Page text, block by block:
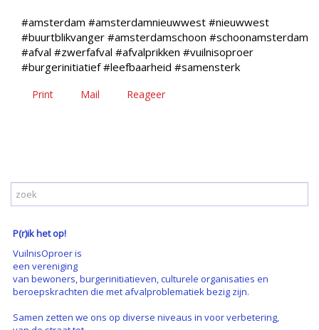
#amsterdam #amsterdamnieuwwest #nieuwwest
#buurtblikvanger #amsterdamschoon #schoonamsterdam
#afval #zwerfafval #afvalprikken #vuilnisoproer
#burgerinitiatief #leefbaarheid #samensterk
Print Mail Reageer
P(r)ik het op!
VuilnisOproer is
een vereniging
van bewoners, burgerinitiatieven, culturele organisaties en
beroepskrachten die met afvalproblematiek bezig zijn.
Samen zetten we ons op diverse niveaus in voor verbetering,